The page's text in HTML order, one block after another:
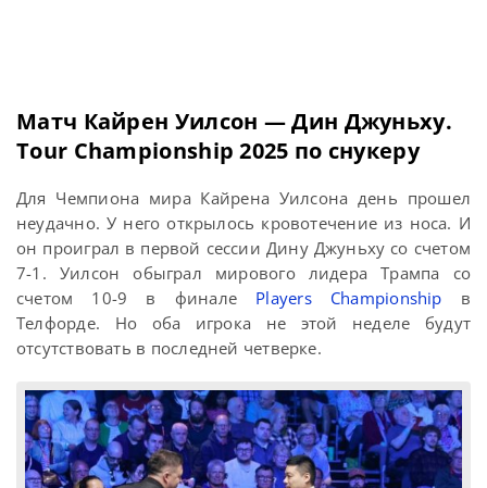
Матч Кайрен Уилсон — Дин Джуньху.
Tour Championship 2025 по снукеру
Для Чемпиона мира Кайрена Уилсона день прошел
неудачно. У него открылось кровотечение из носа. И
он проиграл в первой сессии Дину Джуньху со счетом
7-1. Уилсон обыграл мирового лидера Трампа со
счетом 10-9 в финале Players Championship в
Телфорде. Но оба игрока не этой неделе будут
отсутствовать в последней четверке.